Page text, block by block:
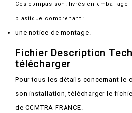
Ces compas sont livrés en emballage
plastique comprenant :
une notice de montage.
Fichier Description
télécharger
Pour tous les détails concernant le
son installation, télécharger le
de COMTRA FRANCE.